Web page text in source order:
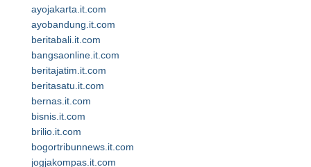
ayojakarta.it.com
ayobandung.it.com
beritabali.it.com
bangsaonline.it.com
beritajatim.it.com
beritasatu.it.com
bernas.it.com
bisnis.it.com
brilio.it.com
bogortribunnews.it.com
jogjakompas.it.com